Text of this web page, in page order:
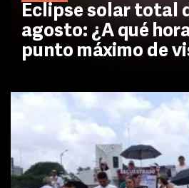
Eclipse solar total
agosto: ¿A qué
punto máximo de